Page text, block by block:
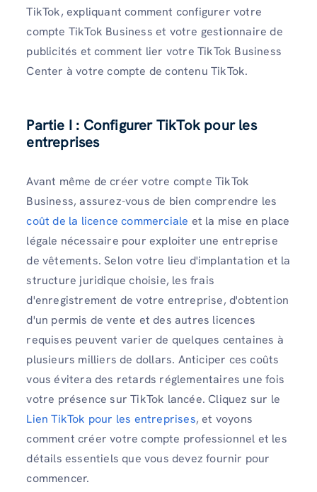
TikTok, expliquant comment configurer votre
compte TikTok Business et votre gestionnaire de
publicités et comment lier votre TikTok Business
Center à votre compte de contenu TikTok.
Partie I : Configurer TikTok pour les
entreprises
Avant même de créer votre compte TikTok
Business, assurez-vous de bien comprendre les
coût de la licence commerciale et la mise en place
légale nécessaire pour exploiter une entreprise
de vêtements. Selon votre lieu d'implantation et la
structure juridique choisie, les frais
d'enregistrement de votre entreprise, d'obtention
d'un permis de vente et des autres licences
requises peuvent varier de quelques centaines à
plusieurs milliers de dollars. Anticiper ces coûts
vous évitera des retards réglementaires une fois
votre présence sur TikTok lancée. Cliquez sur le
Lien TikTok pour les entreprises, et voyons
comment créer votre compte professionnel et les
détails essentiels que vous devez fournir pour
commencer.